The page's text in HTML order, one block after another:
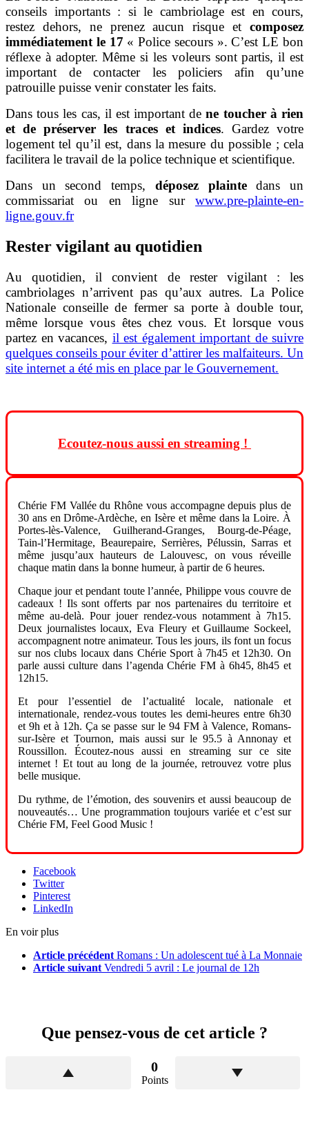
conseils importants : si le cambriolage est en cours,
restez dehors, ne prenez aucun risque et composez
immédiatement le 17 « Police secours ». C’est LE bon
réflexe à adopter. Même si les voleurs sont partis, il est
important de contacter les policiers afin qu’une
patrouille puisse venir constater les faits.
Dans tous les cas, il est important dene toucher à rien
et de préserver les traces et indices. Gardez votre
logement tel qu’il est, dans la mesure du possible ; cela
facilitera le travail de la police technique et scientifique.
Dans un second temps, déposez plaintedans un
commissariat ou en ligne sur www.pre-plainte-en-
ligne.gouv.fr
Rester vigilant au quotidien
Au quotidien, il convient de rester vigilant : les
cambriolages n’arrivent pas qu’aux autres. La Police
Nationale conseille de fermer sa porte à double tour,
même lorsque vous êtes chez vous. Et lorsque vous
partez en vacances, il est également important de suivre
quelques conseils pour éviter d’attirer les malfaiteurs. Un
site internet a été mis en place par le Gouvernement.
Ecoutez-nous aussi en streaming !
Chérie FM Vallée du Rhône vous accompagne depuis plus de
30 ans en Drôme-Ardèche, en Isère et même dans la Loire. À
Portes-lès-Valence, Guilherand-Granges, Bourg-de-Péage,
Tain-l’Hermitage, Beaurepaire, Serrières, Pélussin, Sarras et
même jusqu’aux hauteurs de Lalouvesc, on vous réveille
chaque matin dans la bonne humeur, à partir de 6 heures.
Chaque jour et pendant toute l’année, Philippe vous couvre de
cadeaux ! Ils sont offerts par nos partenaires du territoire et
même au-delà. Pour jouer rendez-vous notamment à 7h15.
Deux journalistes locaux, Eva Fleury et Guillaume Sockeel,
accompagnent notre animateur. Tous les jours, ils font un focus
sur nos clubs locaux dans Chérie Sport à 7h45 et 12h30. On
parle aussi culture dans l’agenda Chérie FM à 6h45, 8h45 et
12h15.
Et pour l’essentiel de l’actualité locale, nationale et
internationale, rendez-vous toutes les demi-heures entre 6h30
et 9h et à 12h. Ça se passe sur le 94 FM à Valence, Romans-
sur-Isère et Tournon, mais aussi sur le 95.5 à Annonay et
Roussillon. Écoutez-nous aussi en streaming sur ce site
internet ! Et tout au long de la journée, retrouvez votre plus
belle musique.
Du rythme, de l’émotion, des souvenirs et aussi beaucoup de
nouveautés… Une programmation toujours variée et c’est sur
Chérie FM, Feel Good Music !
Facebook
Twitter
Pinterest
LinkedIn
En voir plus
Article précédent Romans : Un adolescent tué à La Monnaie
Article suivant Vendredi 5 avril : Le journal de 12h
Que pensez-vous de cet article ?
0
Points